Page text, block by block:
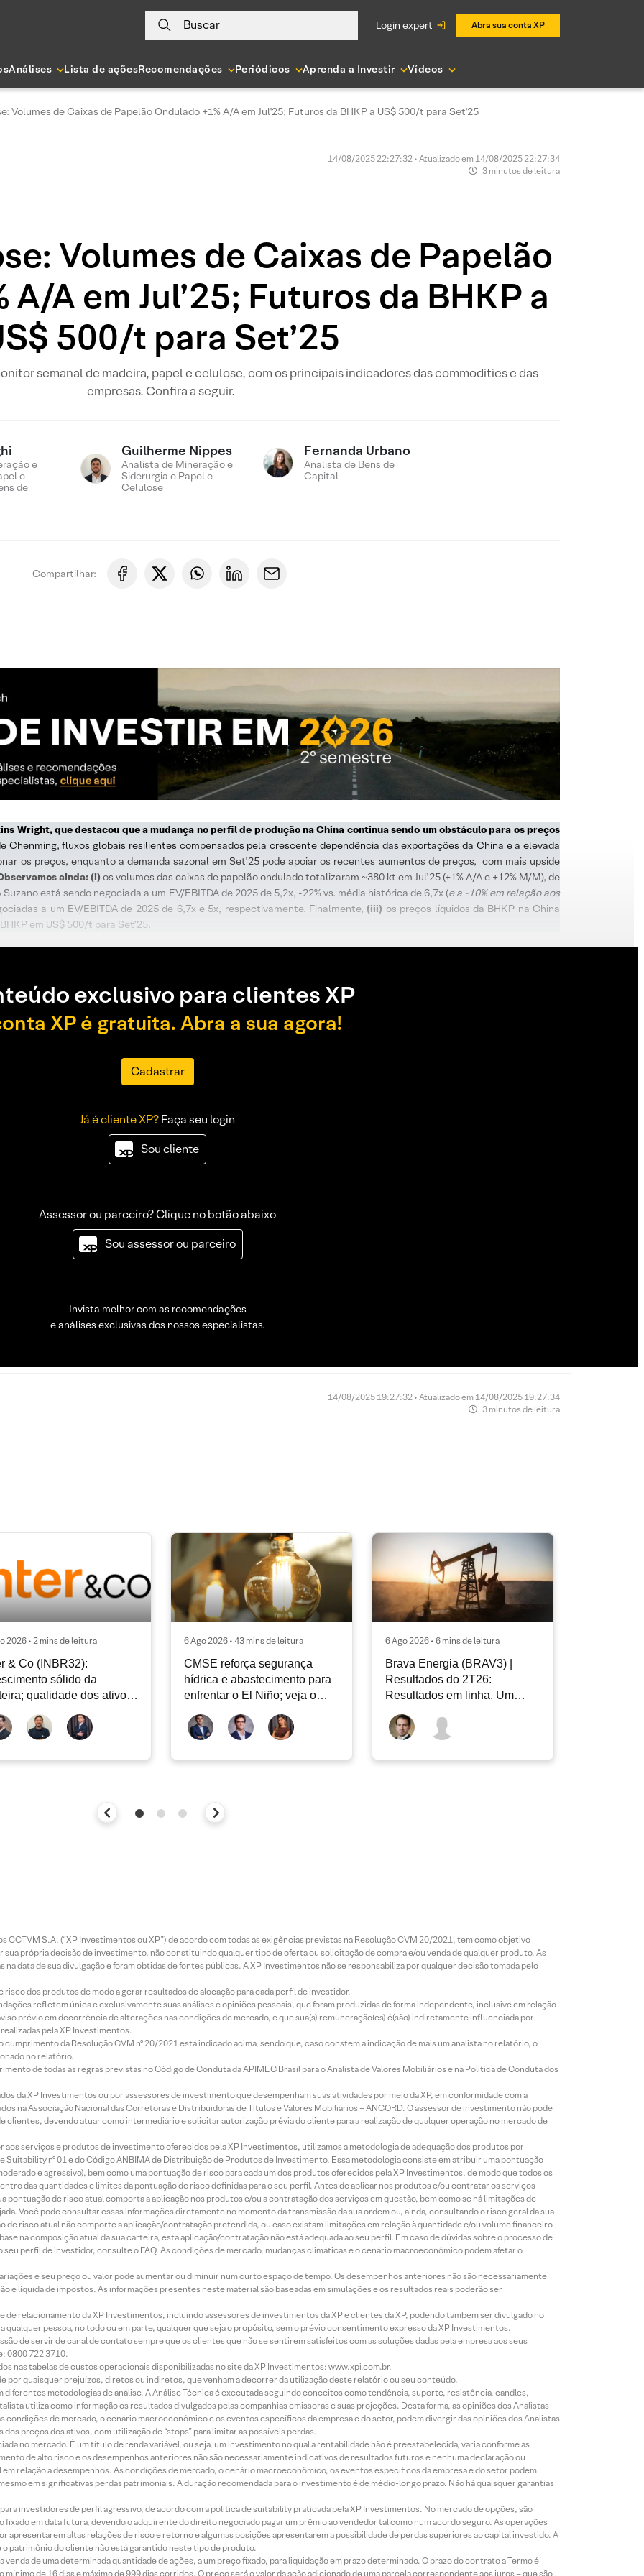
Buscar login expert Abra sua conta XP
Análises Lista de açõesRecomendações Periódicos Aprenda a Investir Vídeos
Volumes de Caixas de Papelão Ondulado +1% A/A em Jul'25; Futuros da BHKP a US$ 500/t para Set'25
14/08/2025 22:27:32 • Atualizado em 14/08/2025 22:27:34
3 minutos de leitura
Volumes de Caixas de Papelão
A em Jul’25; Futuros da BHKP a
500/t para Set’25
semanal de madeira, papel e celulose, com os principais indicadores das commodities e das
empresas. Confira a seguir.
e
e
de
Guilherme Nippes
Analista de Mineração e
Siderurgia e Papel e
Celulose
Fernanda Urbano
Analista de Bens de
Capital
Compartilhar:
Wright, que destacou que a mudança no perfil de produção na China continua sendo um obstáculo para os preços
Chenming, fluxos globais resilientes compensados pela crescente dependência das exportações da China e a elevada
os preços, enquanto a demanda sazonal em Set’25 pode apoiar os recentes aumentos de preços, com mais upside
ainda: (i) os volumes das caixas de papelão ondulado totalizaram ~380 kt em Jul’25 (+1% A/A e +12% M/M), de
Suzano está sendo negociada a um EV/EBITDA de 2025 de 5,2x, -22% vs. média histórica de 6,7x (e a -10% em relação aos
a um EV/EBITDA de 2025 de 6,7x e 5x, respectivamente. Finalmente,(iii) os preços líquidos da BHKP na China
em US$ 500/t para Set’25.
exclusivo para clientes XP
XP é gratuita. Abra a sua agora!
Cadastrar
Já é cliente XP?Faça seu login
Sou cliente
Assessor ou parceiro? Clique no botão abaixo
Sou assessor ou parceiro
Invista melhor com as recomendações
e análises exclusivas dos nossos especialistas.
14/08/2025 19:27:32 • Atualizado em 14/08/2025 19:27:34
3 minutos de leitura
2026 • 2 mins de leitura
& Co (INBR32):
sólido da
qualidade dos ativos
sendo o principal
6 Ago 2026 • 43 mins de leitura
CMSE reforça segurança
hídrica e abastecimento para
enfrentar o El Niño; veja o
Radar Energia XP | Agosto
6 Ago 2026 • 6 mins de leitura
Brava Energia (BRAV3) |
Resultados do 2T26:
Resultados em linha. Um
novo capítulo à frente
CCTVM S.A. (“XP Investimentos ou XP”) de acordo com todas as exigências previstas na Resolução CVM 20/2021, tem como objetivo
própria decisão de investimento, não constituindo qualquer tipo de oferta ou solicitação de compra e/ou venda de qualquer produto. As
data de sua divulgação e foram obtidas de fontes públicas. A XP Investimentos não se responsabiliza por qualquer decisão tomada pelo
dos produtos de modo a gerar resultados de alocação para cada perfil de investidor.
refletem única e exclusivamente suas análises e opiniões pessoais, que foram produzidas de forma independente, inclusive em relação
prévio em decorrência de alterações nas condições de mercado, e que sua(s) remuneração(es) é(são) indiretamente influenciada por
pela XP Investimentos.
da Resolução CVM nº 20/2021 está indicado acima, sendo que, caso constem a indicação de mais um analista no relatório, o
no relatório.
de todas as regras previstas no Código de Conduta da APIMEC Brasil para o Analista de Valores Mobiliários e na Política de Conduta dos
da XP Investimentos ou por assessores de investimento que desempenham suas atividades por meio da XP, em conformidade com a
na Associação Nacional das Corretoras e Distribuidoras de Títulos e Valores Mobiliários – ANCORD. O assessor de investimento não pode
devendo atuar como intermediário e solicitar autorização prévia do cliente para a realização de qualquer operação no mercado de
aos serviços e produtos de investimento oferecidos pela XP Investimentos, utilizamos a metodologia de adequação dos produtos por
nº 01 e do Código ANBIMA de Distribuição de Produtos de Investimento. Essa metodologia consiste em atribuir uma pontuação
e agressivo), bem como uma pontuação de risco para cada um dos produtos oferecidos pela XP Investimentos, de modo que todos os
das quantidades e limites da pontuação de risco definidas para o seu perfil. Antes de aplicar nos produtos e/ou contratar os serviços
de risco atual comporta a aplicação nos produtos e/ou a contratação dos serviços em questão, bem como se há limitações de
Você pode consultar essas informações diretamente no momento da transmissão da sua ordem ou, ainda, consultando o risco geral da sua
de risco atual não comporte a aplicação/contratação pretendida, ou caso existam limitações em relação à quantidade e/ou volume financeiro
na composição atual da sua carteira, esta aplicação/contratação não está adequada ao seu perfil. Em caso de dúvidas sobre o processo de
perfil de investidor, consulte o FAQ. As condições de mercado, mudanças climáticas e o cenário macroeconômico podem afetar o
e seu preço ou valor pode aumentar ou diminuir num curto espaço de tempo. Os desempenhos anteriores não são necessariamente
é líquida de impostos. As informações presentes neste material são baseadas em simulações e os resultados reais poderão ser
relacionamento da XP Investimentos, incluindo assessores de investimentos da XP e clientes da XP, podendo também ser divulgado no
qualquer pessoa, no todo ou em parte, qualquer que seja o propósito, sem o prévio consentimento expresso da XP Investimentos.
de servir de canal de contato sempre que os clientes que não se sentirem satisfeitos com as soluções dadas pela empresa aos seus
0800 722 3710.
nas tabelas de custos operacionais disponibilizadas no site da XP Investimentos: www.xpi.com.br.
por quaisquer prejuízos, diretos ou indiretos, que venham a decorrer da utilização deste relatório ou seu conteúdo.
diferentes metodologias de análise. A Análise Técnica é executada seguindo conceitos como tendência, suporte, resistência, candles,
utiliza como informação os resultados divulgados pelas companhias emissoras e suas projeções. Desta forma, as opiniões dos Analistas
condições de mercado, o cenário macroeconômico e os eventos específicos da empresa e do setor, podem divergir das opiniões dos Analistas
preços dos ativos, com utilização de “stops” para limitar as possíveis perdas.
no mercado. É um título de renda variável, ou seja, um investimento no qual a rentabilidade não é preestabelecida, varia conforme as
de alto risco e os desempenhos anteriores não são necessariamente indicativos de resultados futuros e nenhuma declaração ou
relação a desempenhos. As condições de mercado, o cenário macroeconômico, os eventos específicos da empresa e do setor podem
em significativas perdas patrimoniais. A duração recomendada para o investimento é de médio-longo prazo. Não há quaisquer garantias
investidores de perfil agressivo, de acordo com a política de suitability praticada pela XP Investimentos. No mercado de opções, são
em data futura, devendo o adquirente do direito negociado pagar um prêmio ao vendedor tal como num acordo seguro. As operações
apresentarem altas relações de risco e retorno e algumas posições apresentarem a possibilidade de perdas superiores ao capital investido. A
patrimônio do cliente não está garantido neste tipo de produto.
de uma determinada quantidade de ações, a um preço fixado, para liquidação em prazo determinado. O prazo do contrato a Termo é
de 16 dias e máximo de 999 dias corridos. O preço será o valor da ação adicionado de uma parcela correspondente aos juros – que são